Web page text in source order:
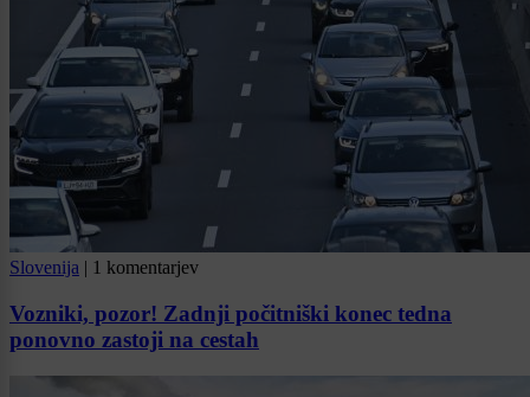
Slovenija | 1 komentarjev
Vozniki, pozor! Zadnji počitniški konec tedna
ponovno zastoji na cestah